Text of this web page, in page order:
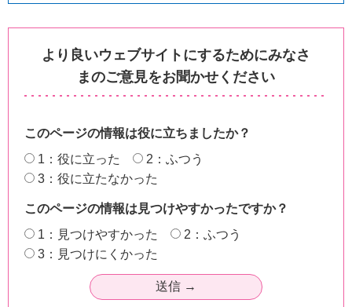
より良いウェブサイトにするためにみなさ
まのご意見をお聞かせください
このページの情報は役に立ちましたか？
1：役に立った
2：ふつう
3：役に立たなかった
このページの情報は見つけやすかったですか？
1：見つけやすかった
2：ふつう
3：見つけにくかった